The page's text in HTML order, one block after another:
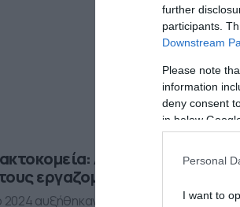
further
participants.
Downstream
Please note
information
deny consent
in below
Personal
I want to
Αυξήσεις μισθών
εργαζομένους της
2024 αυξήθηκαν σε ποσοστό 5,7% ενώ